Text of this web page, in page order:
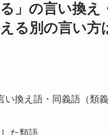
る」の言い換
る別の言い方
換え語・同義語（類
た類語